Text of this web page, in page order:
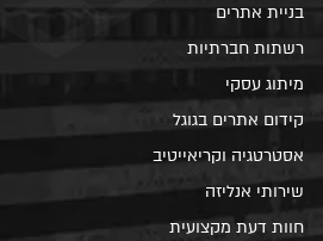
בניית אתרים
רשתות חברתיות
מיתוג עסקי
קידום אתרים בגוגל
אסטרטגיה וקריאייטיב
שירותי אנליזה
חוות דעת מקצועית